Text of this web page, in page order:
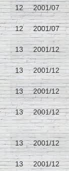
12 2001/07
12 2001/07
13 2001/12
13 2001/12
13 2001/12
13 2001/12
13 2001/12
13 2001/12